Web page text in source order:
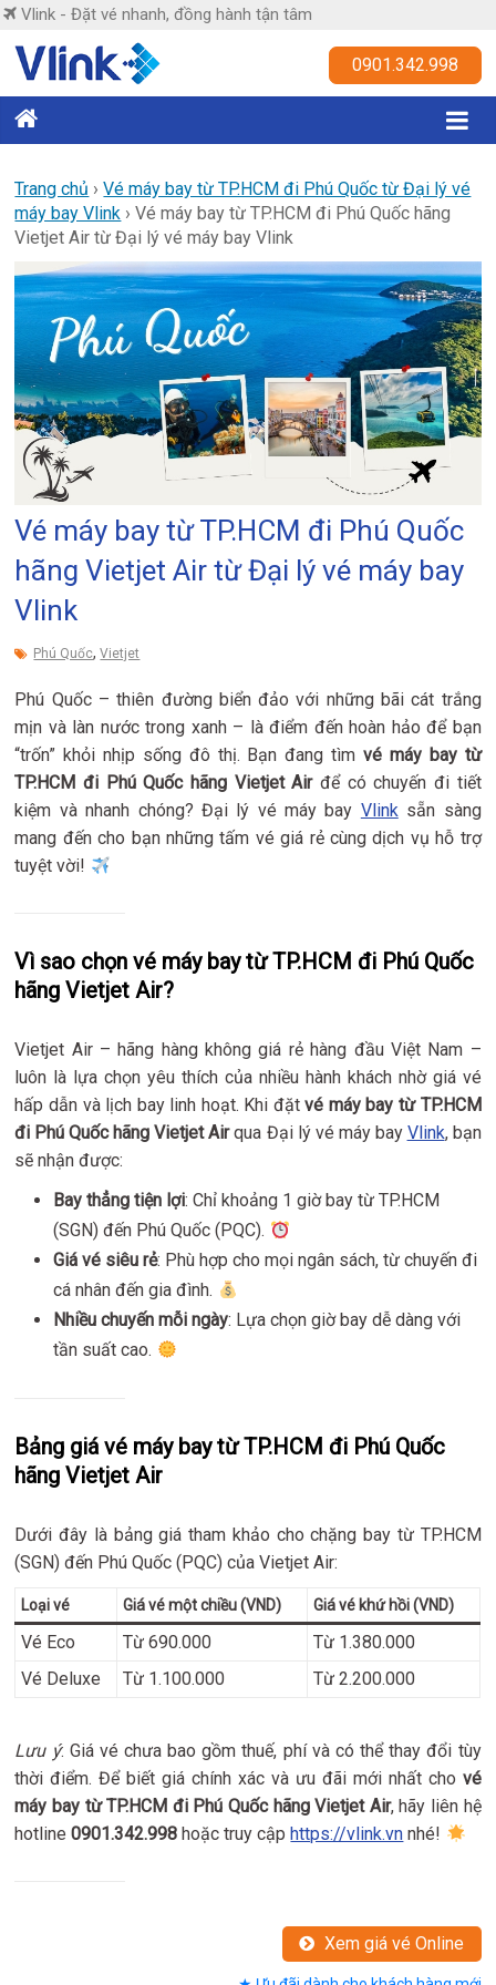
Skip
content
Vlink - Đặt vé nhanh, đồng hành tận tâm
Vlink
nhanh,
đồng
hành
tận
tâm
0901.342.998
Trang chủ ›Vé máy bay từ TP.HCM đi Phú Quốc từ Đại lý vé
máy bay Vlink ›Vé máy bay từ TP.HCM đi Phú Quốc hãng
Vietjet Air từ Đại lý vé máy bay Vlink
Vé máy bay từ TP.HCM đi Phú Quốc
hãng Vietjet Air từ Đại lý vé máy bay
Vlink
Phú Quốc,Vietjet
Phú Quốc – thiên đường biển đảo với những bãi cát trắng
mịn và làn nước trong xanh – là điểm đến hoàn hảo để bạn
“trốn” khỏi nhịp sống đô thị. Bạn đang tìmvé máy bay từ
TP.HCM đi Phú Quốc hãng Vietjet Airđể có chuyến đi tiết
kiệm và nhanh chóng? Đại lý vé máy bay Vlinksẵn sàng
mang đến cho bạn những tấm vé giá rẻ cùng dịch vụ hỗ trợ
tuyệt vời!
Vì sao chọn vé máy bay từ TP.HCM đi Phú Quốc
hãng Vietjet Air?
Vietjet Air – hãng hàng không giá rẻ hàng đầu Việt Nam –
luôn là lựa chọn yêu thích của nhiều hành khách nhờ giá vé
hấp dẫn và lịch bay linh hoạt. Khi đặtvé máy bay từ TP.HCM
đi Phú Quốc hãng Vietjet Airqua Đại lý vé máy bay Vlink, bạn
sẽ nhận được:
Bay thẳng tiện lợi: Chỉ khoảng 1 giờ bay từ TP.HCM
(SGN) đến Phú Quốc (PQC).
Giá vé siêu rẻ: Phù hợp cho mọi ngân sách, từ chuyến đi
cá nhân đến gia đình.
Nhiều chuyến mỗi ngày: Lựa chọn giờ bay dễ dàng với
tần suất cao.
Bảng giá vé máy bay từ TP.HCM đi Phú Quốc
hãng Vietjet Air
Dưới đây là bảng giá tham khảo cho chặng bay từ TP.HCM
(SGN) đến Phú Quốc (PQC) của Vietjet Air:
Loại vé Giá vé một chiều (VND) Giá vé khứ hồi (VND)
Vé Eco Từ 690.000
Từ 1.380.000
Vé Deluxe
Từ 1.100.000 Từ 2.200.000
Lưu ý: Giá vé chưa bao gồm thuế, phí và có thể thay đổi tùy
thời điểm. Để biết giá chính xác và ưu đãi mới nhất cho vé
máy bay từ TP.HCM đi Phú Quốc hãng Vietjet Air, hãy liên hệ
hotline0901.342.998 hoặc truy cậphttps://vlink.vn nhé!
Xem giá vé Online